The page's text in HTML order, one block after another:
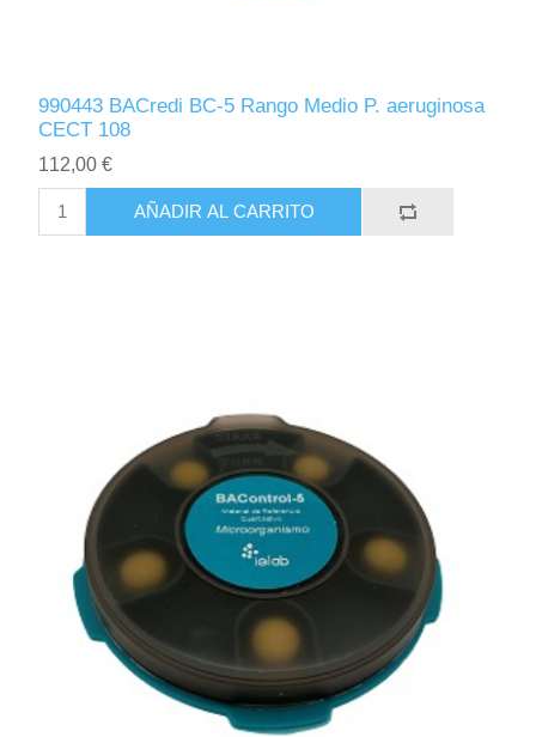
990443 BACredi BC-5 Rango Medio P. aeruginosa
CECT 108
112,00 €
AÑADIR AL CARRITO